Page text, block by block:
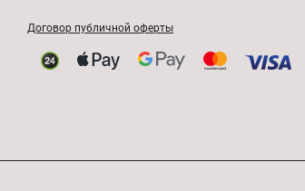
Договор публичной оферты